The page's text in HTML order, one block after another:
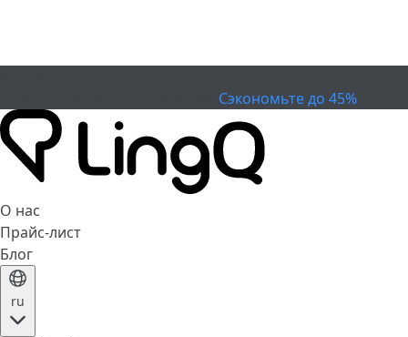
Сэкономьте до 45%
О нас
Прайс-лист
Блог
ru